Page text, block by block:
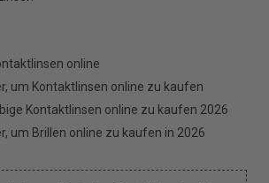
online
um Kontaktlinsen online zu kaufen
Kontaktlinsen online zu kaufen 2026
um Brillen online zu kaufen in 2026